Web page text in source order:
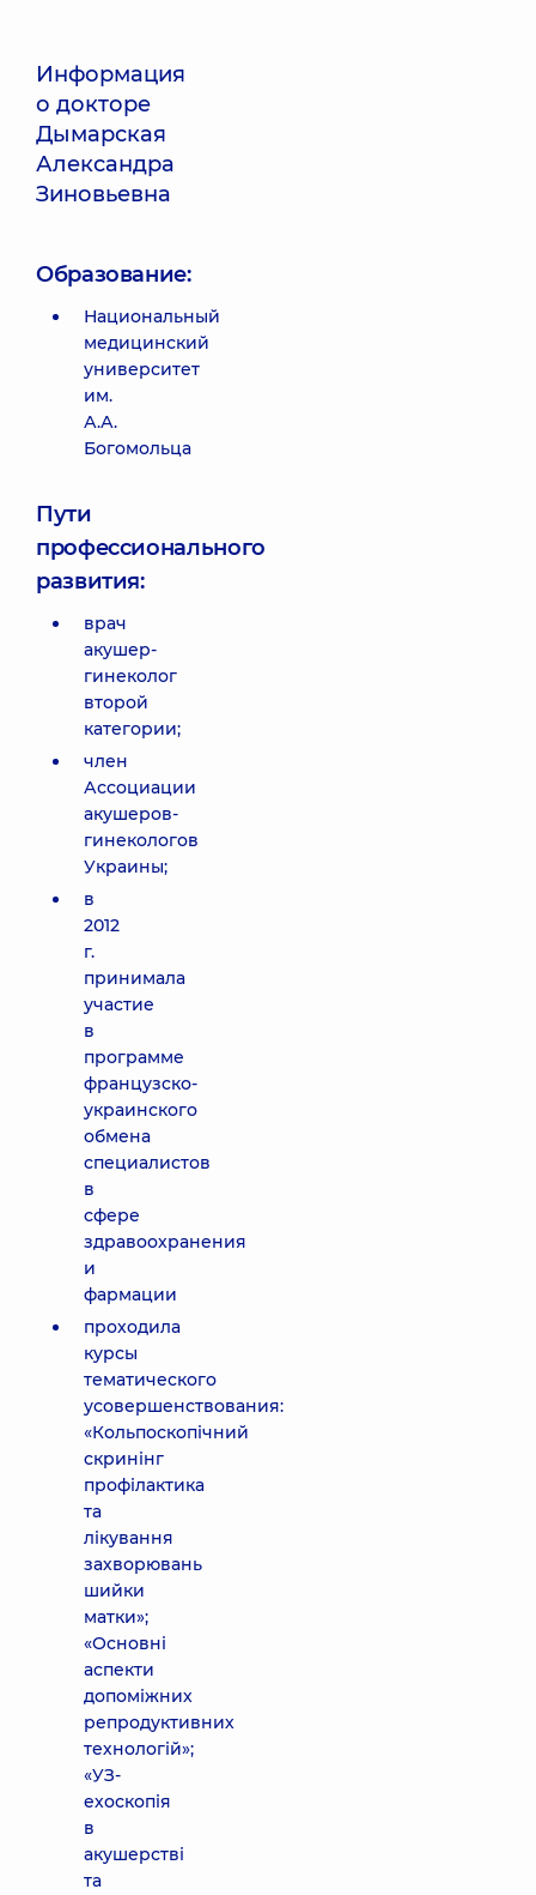
Информация
о докторе
Дымарская
Александра
Зиновьевна
Образование:
Национальный
медицинский
университет
им.
А.А.
Богомольца
Пути
профессионального
развития:
врач
акушер-
гинеколог
второй
категории;
член
Ассоциации
акушеров-
гинекологов
Украины;
в
2012
г.
принимала
участие
в
программе
французcко-
украинского
обмена
специалистов
в
сфере
здравоохранения
и
фармации
проходила
курсы
тематического
усовершенствования:
«Кольпоскопічний
скринінг
профілактика
та
лікування
захворювань
шийки
матки»;
«Основні
аспекти
допоміжних
репродуктивних
технологій»;
«УЗ-
ехоскопія
в
акушерстві
та